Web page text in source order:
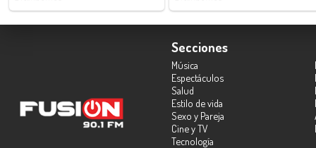
Secciones
Música
Espectáculos
Salud
Estilo de vida
Sexo y Pareja
Cine y TV
Tecnología